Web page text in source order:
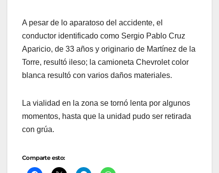
A pesar de lo aparatoso del accidente, el
conductor identificado como Sergio Pablo Cruz
Aparicio, de 33 años y originario de Martínez de la
Torre, resultó ileso; la camioneta Chevrolet color
blanca resultó con varios daños materiales.
La vialidad en la zona se tornó lenta por algunos
momentos, hasta que la unidad pudo ser retirada
con grúa.
Comparte esto: